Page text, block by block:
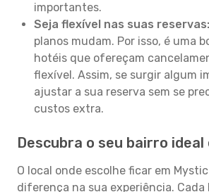
importantes.
Seja flexível nas suas reservas:
planos mudam. Por isso, é uma
hotéis que ofereçam
flexível. Assim, se surgir algum
ajustar a sua reserva sem se
custos extra.
Descubra o seu bairro
O local onde escolhe ficar em
diferença na sua experiência. Cada